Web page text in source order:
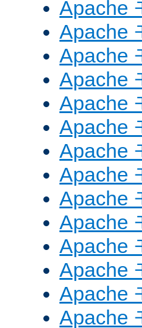
Apache
Apache
Apache
Apache
Apache
Apache
Apache
Apache
Apache
Apache
Apache
Apache
Apache
Apache